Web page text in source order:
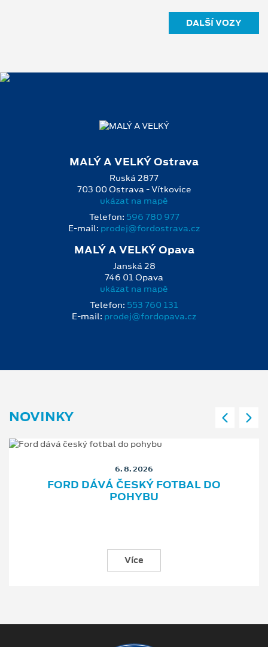
DALŠÍ VOZY
MALÝ A VELKÝ Ostrava
Ruská 2877
703 00 Ostrava - Vítkovice
ukázat na mapě
Telefon: 596 780 977
E‑mail: prodej@fordostrava.cz
MALÝ A VELKÝ Opava
Janská 28
746 01 Opava
ukázat na mapě
Telefon: 553 760 131
E‑mail: prodej@fordopava.cz
NOVINKY
6. 8. 2026
FORD DÁVÁ ČESKÝ FOTBAL DO
POHYBU
Více